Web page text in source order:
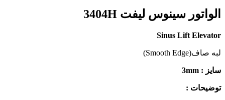
الواتور سینوس لیفت 3404H
Sinus Lift Elevator
لبه صاف(Smooth Edge)
سایز : 3mm
توضیحات :